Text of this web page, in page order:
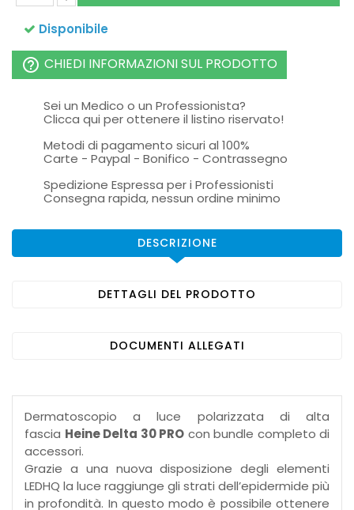
Disponibile
help_outline CHIEDI INFORMAZIONI SUL PRODOTTO
Sei un Medico o un Professionista?
Clicca qui per ottenere il listino riservato!
Metodi di pagamento sicuri al 100%
Carte - Paypal - Bonifico - Contrassegno
Spedizione Espressa per i Professionisti
Consegna rapida, nessun ordine minimo
DESCRIZIONE
DETTAGLI DEL PRODOTTO
DOCUMENTI ALLEGATI
Dermatoscopio a luce polarizzata di alta
fascia Heine Delta 30 PRO con bundle completo di
accessori.
Grazie a una nuova disposizione degli elementi
LEDHQ la luce raggiunge gli strati dell’epidermide più
in profondità. In questo modo è possibile ottenere